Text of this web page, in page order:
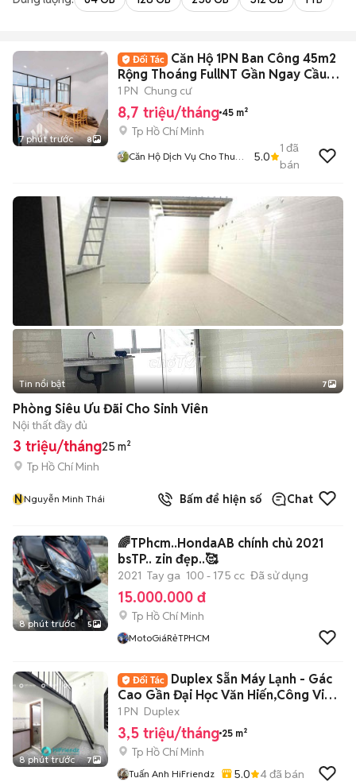
7 phút trước 8
Căn Hộ 1PN Ban Công 45m2
Rộng Thoáng FullNT Gần Ngay Cầu
Thị Nghè
1 PN Chung cư
8,7 triệu/tháng 45 m²
Tp Hồ Chí Minh
Căn Hộ Dịch Vụ Cho Thuê
5.0
1 đã
bán
+2
Tin nổi bật 7
Phòng Siêu Ưu Đãi Cho Sinh Viên
Nội thất đầy đủ
3 triệu/tháng25 m²
Tp Hồ Chí Minh
NNguyễn Minh Thái Bấm để hiện số Chat
8 phút trước 5
🌈TPhcm..HondaAB chính chủ 2021
bsTP.. zin đẹp..🥰
2021 Tay ga 100 - 175 cc Đã sử dụng
15.000.000 đ
Tp Hồ Chí Minh
MotoGiáRẻTPHCM
8 phút trước 7
Duplex Sẵn Máy Lạnh - Gác
Cao Gần Đại Học Văn Hiến,Công Viên
Đầm Sen
1 PN Duplex
3,5 triệu/tháng 25 m²
Tp Hồ Chí Minh
Tuấn Anh HiFriendz 5.0 4đã bán